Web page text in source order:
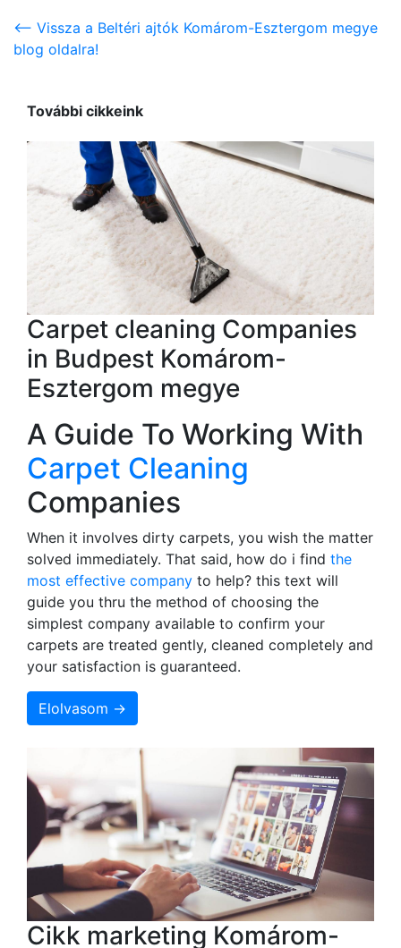
<-- Vissza a Beltéri ajtók Komárom-Esztergom megye
blog oldalra!
További cikkeink
Carpet cleaning Companies
in Budpest Komárom-
Esztergom megye
A Guide To Working With
Carpet Cleaning
Companies
When it involves dirty carpets, you wish the matter
solved immediately. That said, how do i find the
most effective company to help? this text will
guide you thru the method of choosing the
simplest company available to confirm your
carpets are treated gently, cleaned completely and
your satisfaction is guaranteed.
Elolvasom →
Cikk marketing Komárom-